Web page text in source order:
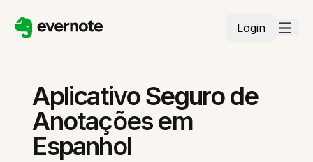
Login
Aplicativo Seguro de
Anotações em
Espanhol